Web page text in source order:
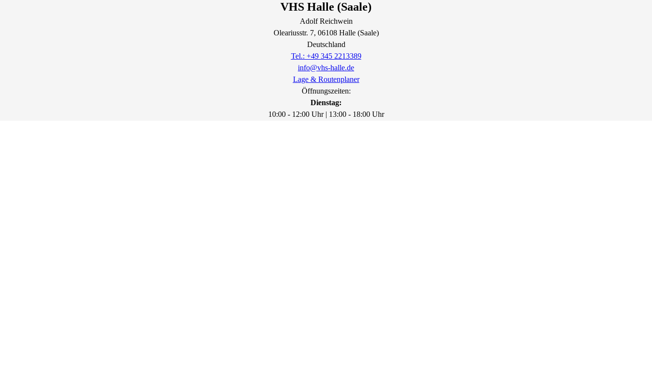
VHS Halle (Saale)
Adolf Reichwein
Oleariusstr. 7, 06108 Halle (Saale)
Deutschland
Tel.: +49 345 2213389
info@vhs-halle.de
Lage & Routenplaner
Öffnungszeiten:
Dienstag:
10:00 - 12:00 Uhr | 13:00 - 18:00 Uhr